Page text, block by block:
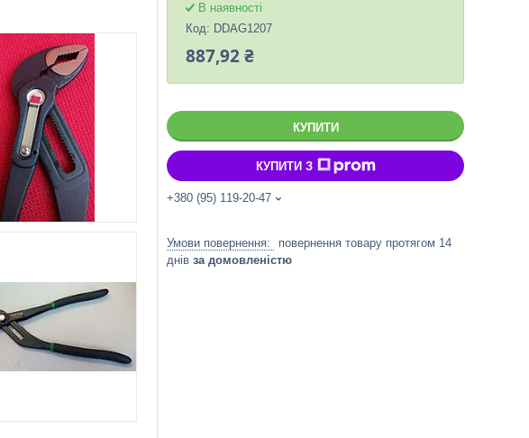
В наявності
Код: DDAG1207
887,92 ₴
КУПИТИ
КУПИТИ З
+380 (95) 119-20-47
повернення товару протягом 14
днів за домовленістю